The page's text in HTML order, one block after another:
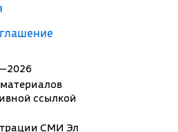
ссылкой
СМИ Эл